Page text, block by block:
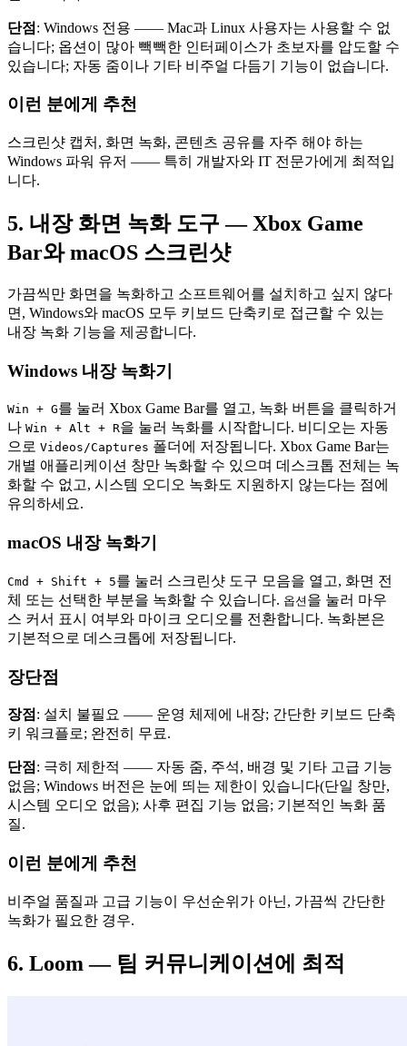
단점 : Windows 전용 —— Mac과 Linux 사용자는 사용할 수 없
습니다; 옵션이 많아 빽빽한 인터페이스가 초보자를 압도할 수
있습니다; 자동 줌이나 기타 비주얼 다듬기 기능이 없습니다.
이런 분에게 추천
스크린샷 캡처, 화면 녹화, 콘텐츠 공유를 자주 해야 하는
Windows 파워 유저 —— 특히 개발자와 IT 전문가에게 최적입
니다.
5. 내장 화면 녹화 도구 — Xbox Game
Bar와 macOS 스크린샷
가끔씩만 화면을 녹화하고 소프트웨어를 설치하고 싶지 않다
면, Windows와 macOS 모두 키보드 단축키로 접근할 수 있는
내장 녹화 기능을 제공합니다.
Windows 내장 녹화기
Win + G를 눌러 Xbox Game Bar를 열고, 녹화 버튼을 클릭하거
나 Win + Alt + R을 눌러 녹화를 시작합니다. 비디오는 자동
으로 Videos/Captures 폴더에 저장됩니다. Xbox Game Bar는
개별 애플리케이션 창만 녹화할 수 있으며 데스크톱 전체는 녹
화할 수 없고, 시스템 오디오 녹화도 지원하지 않는다는 점에
유의하세요.
macOS 내장 녹화기
Cmd + Shift + 5를 눌러 스크린샷 도구 모음을 열고, 화면 전
체 또는 선택한 부분을 녹화할 수 있습니다. 옵션 을 눌러 마우
스 커서 표시 여부와 마이크 오디오를 전환합니다. 녹화본은
기본적으로 데스크톱에 저장됩니다.
장단점
장점 : 설치 불필요 —— 운영 체제에 내장; 간단한 키보드 단축
키 워크플로; 완전히 무료.
단점 : 극히 제한적 —— 자동 줌, 주석, 배경 및 기타 고급 기능
없음; Windows 버전은 눈에 띄는 제한이 있습니다(단일 창만,
시스템 오디오 없음); 사후 편집 기능 없음; 기본적인 녹화 품
질.
이런 분에게 추천
비주얼 품질과 고급 기능이 우선순위가 아닌, 가끔씩 간단한
녹화가 필요한 경우.
6. Loom — 팀 커뮤니케이션에 최적